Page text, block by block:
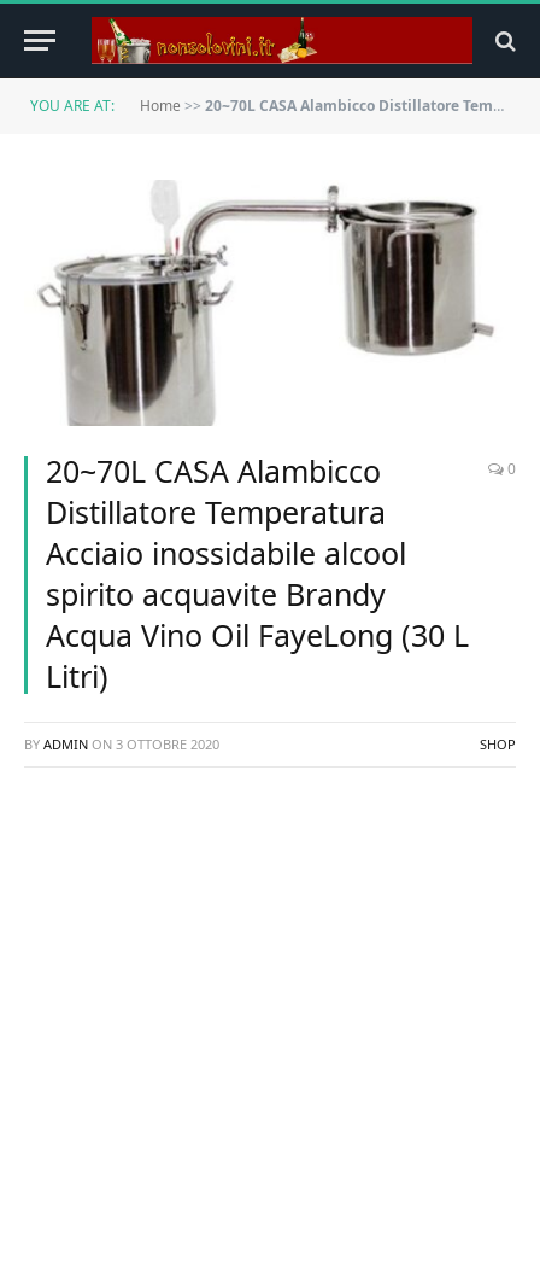
YOU ARE AT: Home >> 20~70L CASA Alambicco Distillatore Temperatura Acciaio inossidabile alcool spirito acquavite Brandy Acqua Vino Oil FayeLong (30 L Litri)
20~70L CASA Alambicco
Distillatore Temperatura
Acciaio inossidabile alcool
spirito acquavite Brandy
Acqua Vino Oil FayeLong (30 L
Litri)
0
BY ADMIN ON 3 OTTOBRE 2020 SHOP